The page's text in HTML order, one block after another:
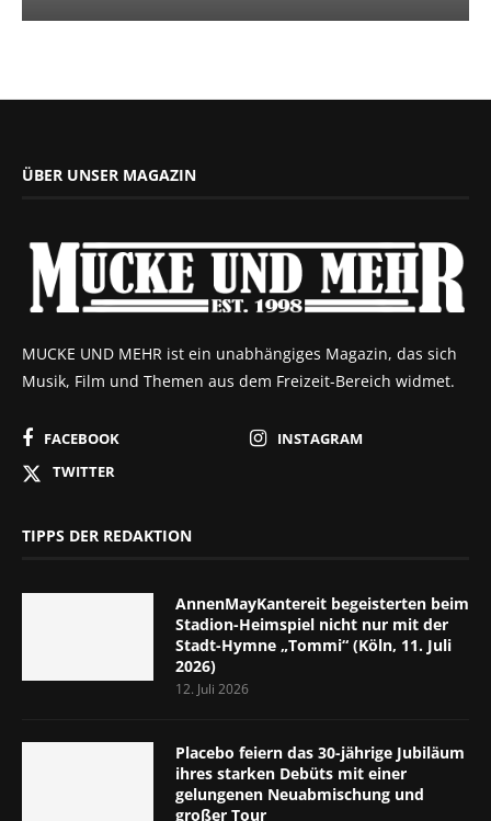
ÜBER UNSER MAGAZIN
MUCKE UND MEHR ist ein unabhängiges Magazin, das sich
Musik, Film und Themen aus dem Freizeit-Bereich widmet.
FACEBOOK
INSTAGRAM
TWITTER
TIPPS DER REDAKTION
AnnenMayKantereit begeisterten beim
Stadion-Heimspiel nicht nur mit der
Stadt-Hymne „Tommi“ (Köln, 11. Juli
2026)
12. Juli 2026
Placebo feiern das 30-jährige Jubiläum
ihres starken Debüts mit einer
gelungenen Neuabmischung und
großer Tour